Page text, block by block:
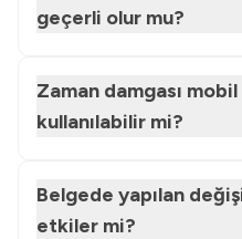
geçerli olur mu?
Zaman damgası
kullanılabilir mi?
Belgede yapılan
etkiler mi?